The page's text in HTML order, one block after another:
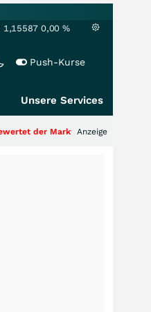
1,15587 0,00 %
Push-Kurse
Unsere Services
noch immer nur die Hälfte
Anzeige